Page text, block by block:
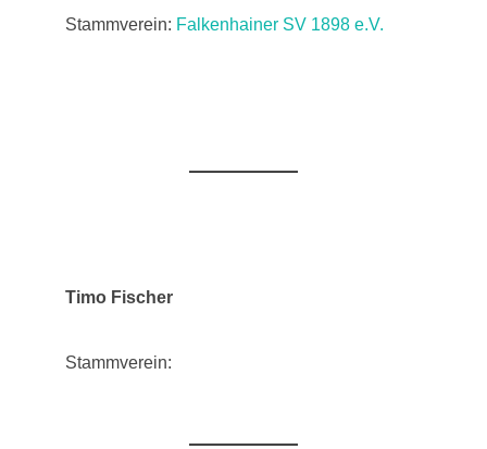
Stammverein: Falkenhainer SV 1898 e.V.
Timo Fischer
Stammverein: